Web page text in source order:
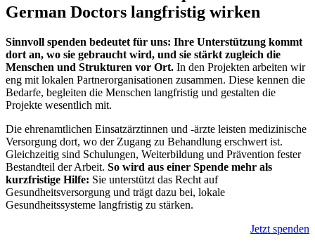
German Doctors langfristig wirken
Sinnvoll spenden bedeutet für uns: Ihre Unterstützung kommt
dort an, wo sie gebraucht wird, und sie stärkt zugleich die
Menschen und Strukturen vor Ort. In den Projekten arbeiten wir
eng mit lokalen Partnerorganisationen zusammen. Diese kennen die
Bedarfe, begleiten die Menschen langfristig und gestalten die
Projekte wesentlich mit.
Die ehrenamtlichen Einsatzärztinnen und -ärzte leisten medizinische
Versorgung dort, wo der Zugang zu Behandlung erschwert ist.
Gleichzeitig sind Schulungen, Weiterbildung und Prävention fester
Bestandteil der Arbeit. So wird aus einer Spende mehr als
kurzfristige Hilfe: Sie unterstützt das Recht auf
Gesundheitsversorgung und trägt dazu bei, lokale
Gesundheitssysteme langfristig zu stärken.
Jetzt spenden